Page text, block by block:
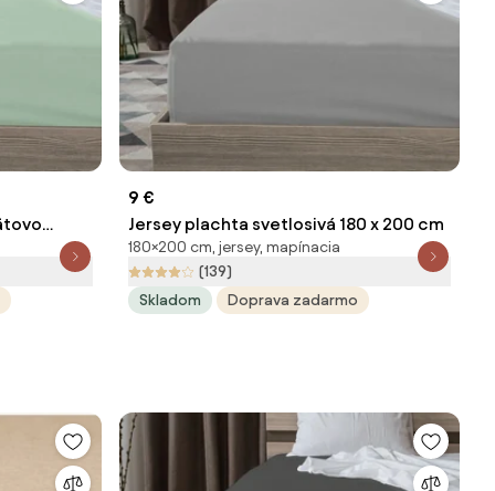
9 €
Jersey plachta svetlosivá 180 x 200 cm
180×200 cm, jersey, mapínacia
(139)
Skladom
Doprava zadarmo